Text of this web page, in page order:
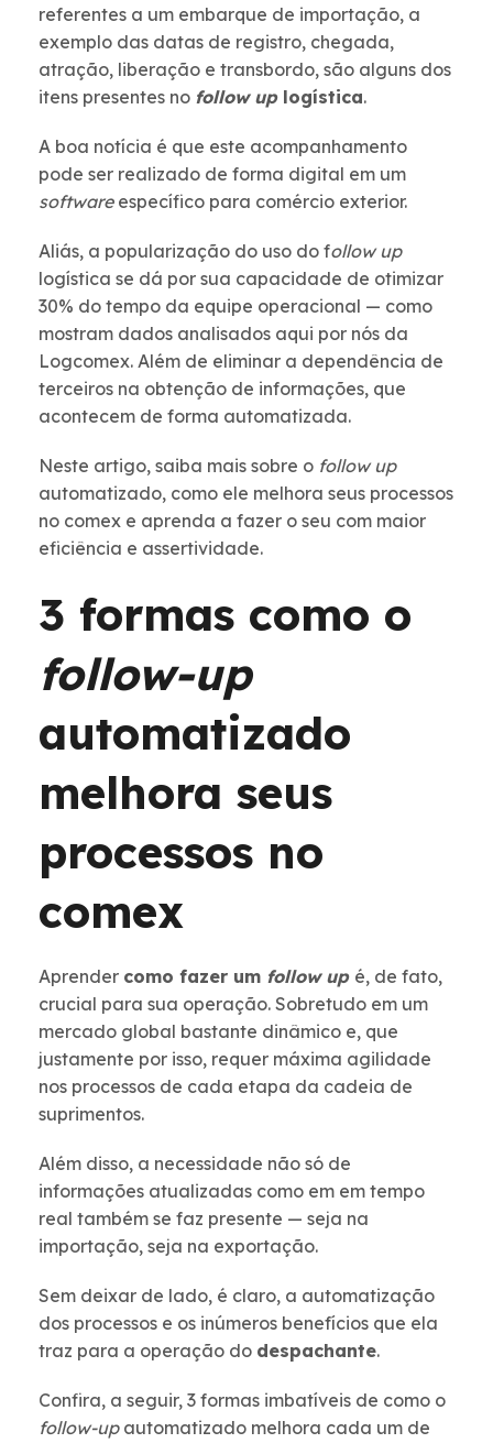
referentes a um embarque de importação, a
exemplo das datas de registro, chegada,
atração, liberação e transbordo, são alguns dos
itens presentes no follow uplogística.
A boa notícia é que este acompanhamento
pode ser realizado de forma digital em um
software específico para comércio exterior.
Aliás, a popularização do uso do follow up
logística se dá por sua capacidade de otimizar
30% do tempo da equipe operacional — como
mostram dados analisados aqui por nós da
Logcomex. Além de eliminar a dependência de
terceiros na obtenção de informações, que
acontecem de forma automatizada.
Neste artigo, saiba mais sobre o follow up
automatizado, como ele melhora seus processos
no comex e aprenda a fazer o seu com maior
eficiência e assertividade.
3 formas como o
follow-up
automatizado
melhora seus
processos no
comex
Aprender como fazer um follow up é, de fato,
crucial para sua operação. Sobretudo em um
mercado global bastante dinâmico e, que
justamente por isso, requer máxima agilidade
nos processos de cada etapa da cadeia de
suprimentos.
Além disso, a necessidade não só de
informações atualizadas como em em tempo
real também se faz presente — seja na
importação, seja na exportação.
Sem deixar de lado, é claro, a automatização
dos processos e os inúmeros benefícios que ela
traz para a operação do despachante.
Confira, a seguir, 3 formas imbatíveis de como o
follow-upautomatizado melhora cada um de